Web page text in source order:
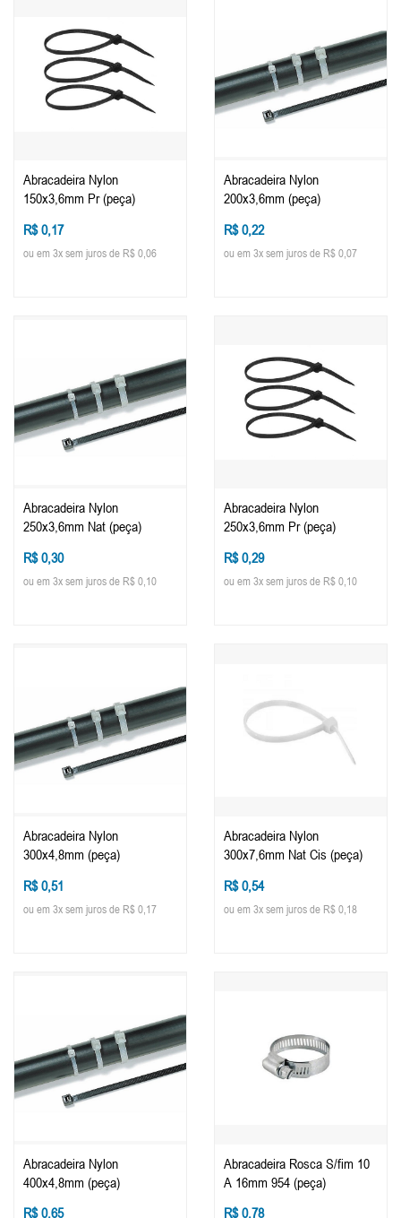
Abracadeira Nylon
150x3,6mm Pr (peça)
R$ 0,17
ou em 3x sem juros de R$ 0,06
Abracadeira Nylon
200x3,6mm (peça)
R$ 0,22
ou em 3x sem juros de R$ 0,07
Abracadeira Nylon
250x3,6mm Nat (peça)
R$ 0,30
ou em 3x sem juros de R$ 0,10
Abracadeira Nylon
250x3,6mm Pr (peça)
R$ 0,29
ou em 3x sem juros de R$ 0,10
Abracadeira Nylon
300x4,8mm (peça)
R$ 0,51
ou em 3x sem juros de R$ 0,17
Abracadeira Nylon
300x7,6mm Nat Cis (peça)
R$ 0,54
ou em 3x sem juros de R$ 0,18
Abracadeira Nylon
400x4,8mm (peça)
R$ 0,65
Abracadeira Rosca S/fim 10
A 16mm 954 (peça)
R$ 0,78